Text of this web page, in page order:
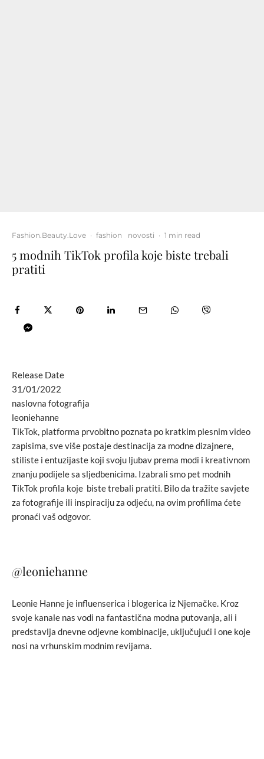
Fashion.Beauty.Love · fashion novosti · 1 min read
5 modnih TikTok profila koje biste trebali
pratiti
Release Date
31/01/2022
naslovna fotografija
leoniehanne
TikTok, platforma prvobitno poznata po kratkim plesnim video
zapisima, sve više postaje destinacija za modne dizajnere,
stiliste i entuzijaste koji svoju ljubav prema modi i kreativnom
znanju podijele sa sljedbenicima. Izabrali smo pet modnih
TikTok profila koje biste trebali pratiti. Bilo da tražite savjete
za fotografije ili inspiraciju za odjeću, na ovim profilima ćete
pronaći vaš odgovor.
@leoniehanne
Leonie Hanne je influenserica i blogerica iz Njemačke. Kroz
svoje kanale nas vodi na fantastična modna putovanja, ali i
predstavlja dnevne odjevne kombinacije, uključujući i one koje
nosi na vrhunskim modnim revijama.